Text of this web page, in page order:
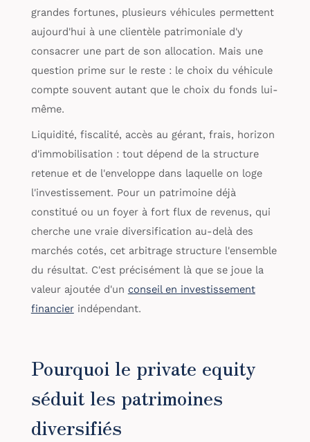
grandes fortunes, plusieurs véhicules permettent
aujourd'hui à une clientèle patrimoniale d'y
consacrer une part de son allocation. Mais une
question prime sur le reste : le choix du véhicule
compte souvent autant que le choix du fonds lui-
même.
Liquidité, fiscalité, accès au gérant, frais, horizon
d'immobilisation : tout dépend de la structure
retenue et de l'enveloppe dans laquelle on loge
l'investissement. Pour un patrimoine déjà
constitué ou un foyer à fort flux de revenus, qui
cherche une vraie diversification au-delà des
marchés cotés, cet arbitrage structure l'ensemble
du résultat. C'est précisément là que se joue la
valeur ajoutée d'un conseil en investissement
financierindépendant.
Pourquoi le private equity
séduit les patrimoines
diversifiés